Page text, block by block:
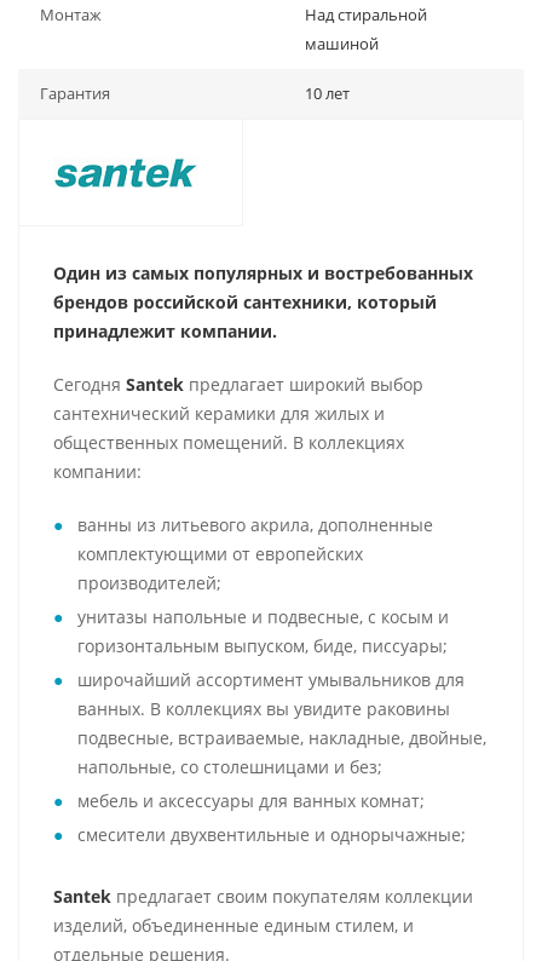
Монтаж
Над стиральной
машиной
Гарантия 10 лет
Один из самых популярных и востребованных
брендов российской сантехники, который
принадлежит компании.
Сегодня Santek предлагает широкий выбор
сантехнический керамики для жилых и
общественных помещений. В коллекциях
компании:
ванны из литьевого акрила, дополненные
комплектующими от европейских
производителей;
унитазы напольные и подвесные, с косым и
горизонтальным выпуском, биде, писсуары;
широчайший ассортимент умывальников для
ванных. В коллекциях вы увидите раковины
подвесные, встраиваемые, накладные, двойные,
напольные, со столешницами и без;
мебель и аксессуары для ванных комнат;
смесители двухвентильные и однорычажные;
Santek предлагает своим покупателям коллекции
изделий, объединенные единым стилем, и
отдельные решения.